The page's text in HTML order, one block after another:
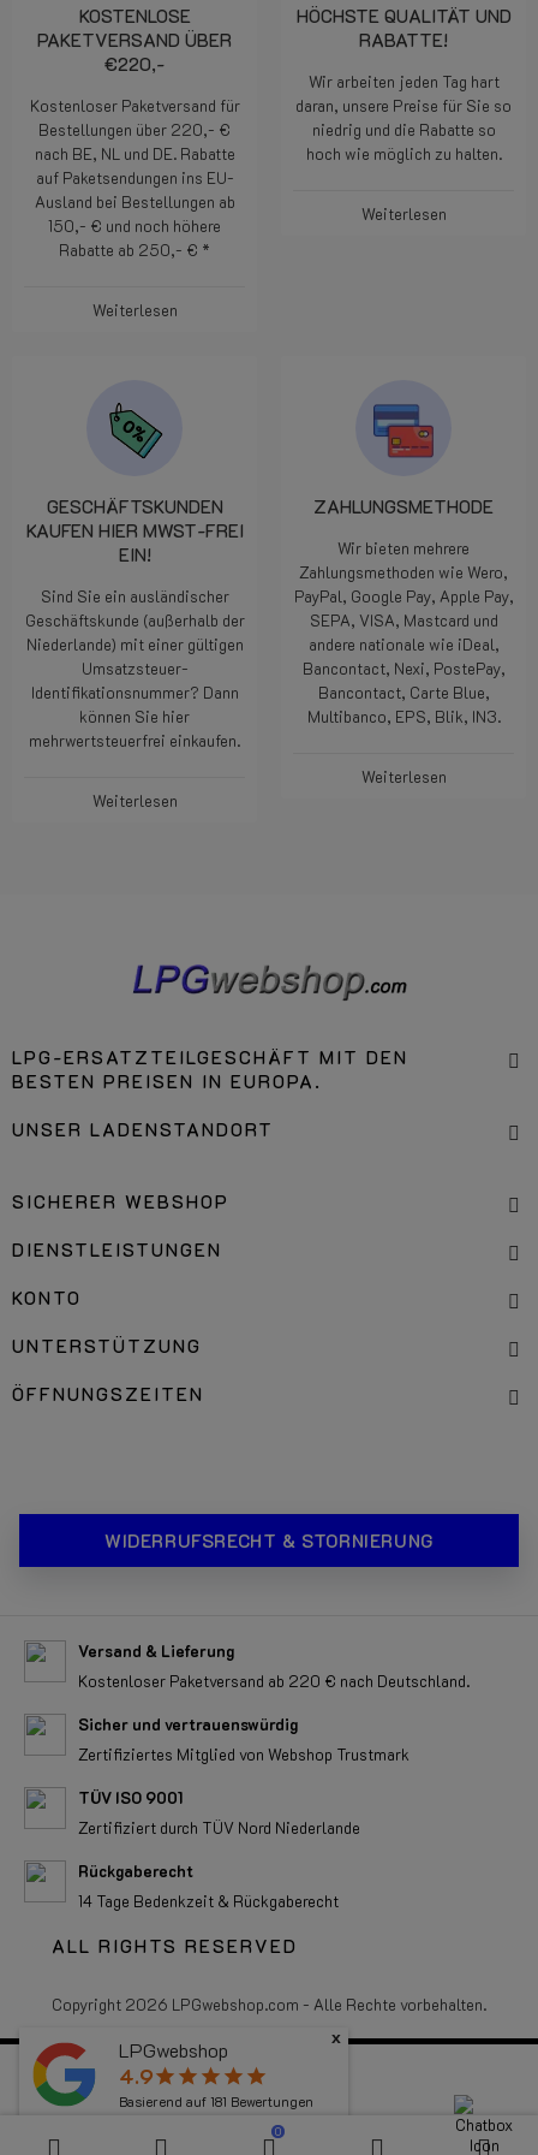
0
KOSTENLOSE
PAKETVERSAND ÜBER
€220,-
Kostenloser Paketversand für
Bestellungen über 220,- €
nach BE, NL und DE. Rabatte
auf Paketsendungen ins EU-
Ausland bei Bestellungen ab
150,- € und noch höhere
Rabatte ab 250,- € *
Weiterlesen
HÖCHSTE QUALITÄT UND
RABATTE!
Wir arbeiten jeden Tag hart
daran, unsere Preise für Sie so
niedrig und die Rabatte so
hoch wie möglich zu halten.
Weiterlesen
GESCHÄFTSKUNDEN
KAUFEN HIER MWST-FREI
EIN!
Sind Sie ein ausländischer
Geschäftskunde (außerhalb der
Niederlande) mit einer gültigen
Umsatzsteuer-
Identifikationsnummer? Dann
können Sie hier
mehrwertsteuerfrei einkaufen.
Weiterlesen
ZAHLUNGSMETHODE
Wir bieten mehrere
Zahlungsmethoden wie Wero,
PayPal, Google Pay, Apple Pay,
SEPA, VISA, Mastcard und
andere nationale wie iDeal,
Bancontact, Nexi, PostePay,
Bancontact, Carte Blue,
Multibanco, EPS, Blik, IN3.
Weiterlesen
LPG-ERSATZTEILGESCHÄFT MIT DEN
BESTEN PREISEN IN EUROPA.
UNSER LADENSTANDORT
SICHERER WEBSHOP
DIENSTLEISTUNGEN
KONTO
UNTERSTÜTZUNG
ÖFFNUNGSZEITEN
WIDERRUFSRECHT & STORNIERUNG
Versand & Lieferung
Kostenloser Paketversand ab 220 € nach Deutschland.
Sicher und vertrauenswürdig
Zertifiziertes Mitglied von Webshop Trustmark
TÜV ISO 9001
Zertifiziert durch TÜV Nord Niederlande
Rückgaberecht
14 Tage Bedenkzeit & Rückgaberecht
ALL RIGHTS RESERVED
Copyright 2026 LPGwebshop.com - Alle Rechte vorbehalten.
LPGwebshop
4.9star star star star star
Basierend auf 181 Bewertungen
x